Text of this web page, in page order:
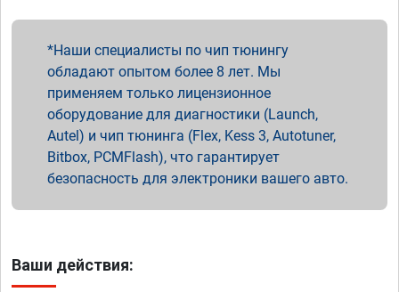
Наши специалисты по чип тюнингу
обладают опытом более 8 лет. Мы
применяем только лицензионное
оборудование для диагностики (Launch,
Autel) и чип тюнинга (Flex, Kess 3, Autotuner,
Bitbox, PCMFlash), что гарантирует
безопасность для электроники вашего авто.
Ваши действия: